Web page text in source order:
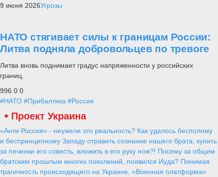
9 июня 2026Угрозы
НАТО стягивает силы к границам России:
Литва подняла добровольцев по тревоге
Литва вновь поднимает градус напряженности у российских
границ.
996 0 0
#НАТО #Прибалтика #Россия
Проект Украина
«Анти Россия» - неужели это реальность? Как удалось бесполому
и беспринципному Западу отравить сознание нашего брата, купить
за печенки его совесть, вложить в его руку нож?! Посему за общим
братским прошлым многих поколений, появился Иуда? Понимая
трагичность происходящего на Украине, «Военная платформа»